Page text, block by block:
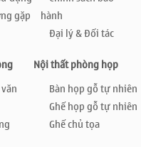
gặp
hành
Đại lý & Đối tác
Nội thất phòng họp
Bàn họp gỗ tự nhiên
Ghế họp gỗ tự nhiên
Ghế chủ tọa